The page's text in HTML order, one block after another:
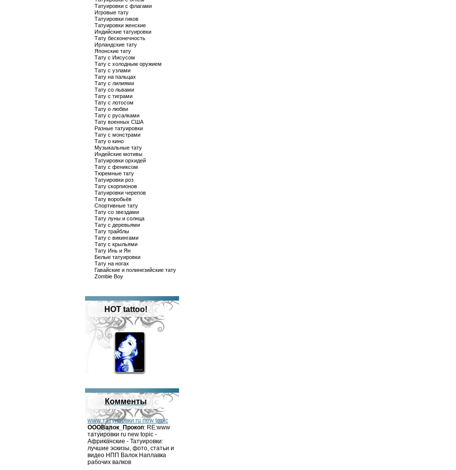
Татуировки с флагами
Игровые тату
Татуировки гиков
Татуировки женские
Индийские татуировки
Тату бесконечность
Ирландские тату
Японские тату
Тату с Иисусом
Тату с холодным оружием
Тату с узлами
Тату на пальцах
Тату с лилиями
Тату со львами
Тату с тиграми
Тату с лотосом
Тату о любви
Тату с русалками
Тату военных США
Разные татуировки
Тату с монстрами
Тату о кино
Музыкальные тату
Индейские мотивы
Татуировки орхидей
Тату с фениксом
Тюремные тату
Татуировки роз
Тату скорпионов
Татуировки черепов
Тату воробьёв
Спортивные тату
Тату со звездами
Тату луны и солнца
Тату с деревьями
Тату трайблы
Тату с викингами
Тату с крыльями
Тату Инь и Ян
Белые татуировки
Тату на ногах
Гавайские и полинезийские тату
Zombie Boy
HOT tattoo!
Комменты
www татуировки ru new topic
OOOВалок_Прокоп: RE:www
татуировки ru new topic -
Африканские - Татуировки:
лучшие эскизы, фото, статьи и
видео НПП Валок Наплавка
рабочих валков